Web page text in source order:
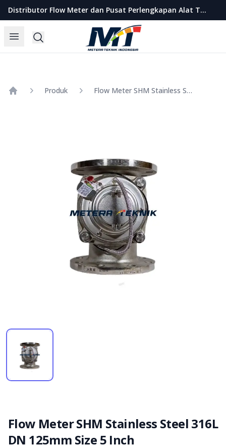
Distributor Flow Meter dan Pusat Perlengkapan Alat Teknik Indonesia
Open menu
Search
Metera Teknik Indonesia
Produk Flow Meter SHM Stainless Steel 316L DN 125mm Size 5 Inch
Flow Meter SHM Stainless Steel 316L
DN 125mm Size 5 Inch